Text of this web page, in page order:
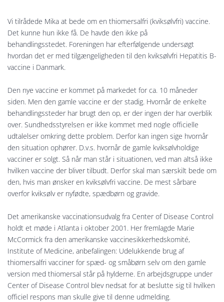
Vi tilrådede Mika at bede om en thiomersalfri (kviksølvfri) vaccine.
Det kunne hun ikke få. De havde den ikke på
behandlingsstedet. Foreningen har efterfølgende undersøgt
hvordan det er med tilgængeligheden til den kviksølvfri Hepatitis B-
vaccine i Danmark.
Den nye vaccine er kommet på markedet for ca. 10 måneder
siden. Men den gamle vaccine er der stadig. Hvornår de enkelte
behandlingssteder har brugt den op, er der ingen der har overblik
over. Sundhedsstyrelsen er ikke kommet med nogle officielle
udtalelser omkring dette problem. Derfor kan ingen sige hvornår
den situation ophører. D.v.s. hvornår de gamle kviksølvholdige
vacciner er solgt. Så når man står i situationen, ved man altså ikke
hvilken vaccine der bliver tilbudt. Derfor skal man særskilt bede om
den, hvis man ønsker en kviksølvfri vaccine. De mest sårbare
overfor kviksølv er nyfødte, spædbørn og gravide.
Det amerikanske vaccinationsudvalg fra Center of Disease Control
holdt et møde i Atlanta i oktober 2001. Her fremlagde Marie
McCormick fra den amerikanske vaccinesikkerhedskomité,
Institute of Medicine, anbefalingen: Udelukkende brug af
thiomersalfri vacciner for spæd- og småbørn selv om den gamle
version med thiomersal står på hylderne. En arbejdsgruppe under
Center of Disease Control blev nedsat for at beslutte sig til hvilken
officiel respons man skulle give til denne udmelding.